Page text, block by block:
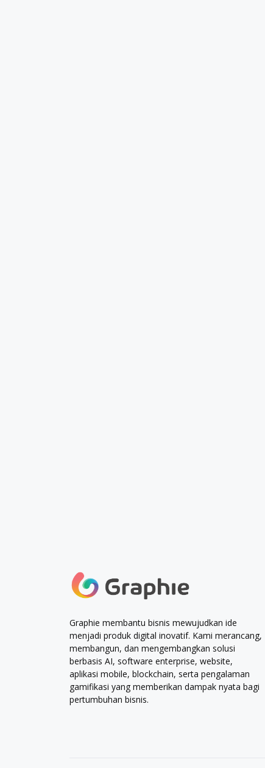
Graphie membantu bisnis mewujudkan ide
menjadi produk digital inovatif. Kami merancang,
membangun, dan mengembangkan solusi
berbasis AI, software enterprise, website,
aplikasi mobile, blockchain, serta pengalaman
gamifikasi yang memberikan dampak nyata bagi
pertumbuhan bisnis.